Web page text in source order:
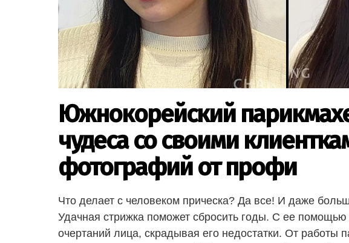
Южнокорейский
чудеса со своими
фотографий от профи
Что делает с человеком прическа? Да все! И даже
Удачная стрижка поможет сбросить годы. С ее
очертаний лица, скрадывая его недостатки. От работы